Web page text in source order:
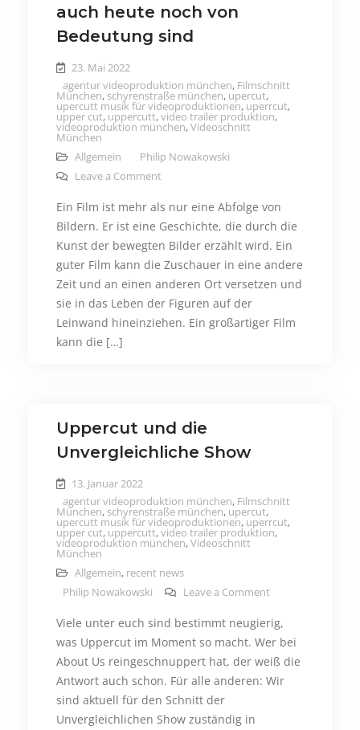
auch heute noch von
Bedeutung sind
23. Mai 2022
agentur videoproduktion münchen, Filmschnitt
München, schyrenstraße münchen, upercut,
upercutt musik für videoproduktionen, uperrcut,
upper cut, uppercutt,video trailer produktion,
videoproduktion münchen,Videoschnitt
München
Allgemein
Philip Nowakowski
Leave a Comment
Ein Film ist mehr als nur eine Abfolge von
Bildern. Er ist eine Geschichte, die durch die
Kunst der bewegten Bilder erzählt wird. Ein
guter Film kann die Zuschauer in eine andere
Zeit und an einen anderen Ort versetzen und
sie in das Leben der Figuren auf der
Leinwand hineinziehen. Ein großartiger Film
kann die […]
Uppercut und die
Unvergleichliche Show
13. Januar 2022
agentur videoproduktion münchen, Filmschnitt
München, schyrenstraße münchen, upercut,
upercutt musik für videoproduktionen, uperrcut,
upper cut, uppercutt,video trailer produktion,
videoproduktion münchen,Videoschnitt
München
Allgemein, recent news
Philip Nowakowski
Leave a Comment
Viele unter euch sind bestimmt neugierig,
was Uppercut im Moment so macht. Wer bei
About Us reingeschnuppert hat, der weiß die
Antwort auch schon. Für alle anderen: Wir
sind aktuell für den Schnitt der
Unvergleichlichen Show zuständig in